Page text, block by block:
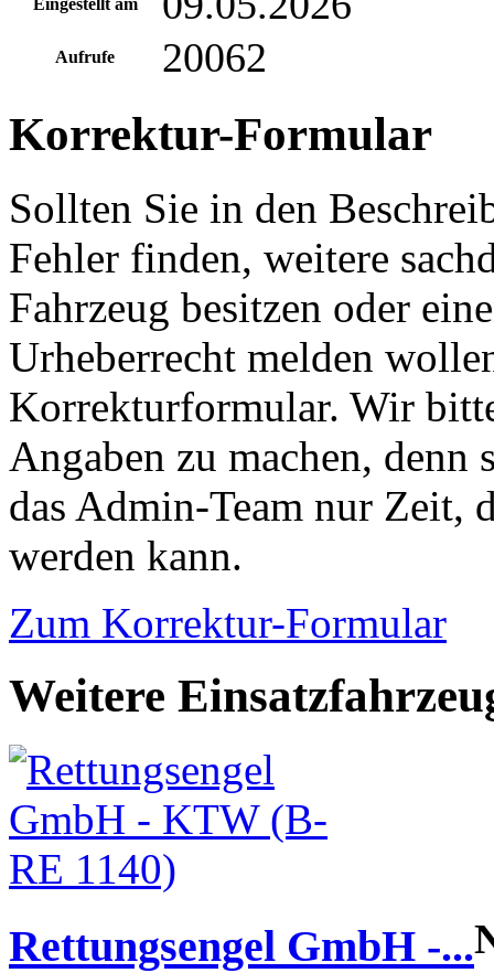
Aufrufe 20062
Korrektur-Formular
Sollten Sie in den
Fehler finden, weitere
Fahrzeug besitzen oder
Urheberrecht melden
Korrekturformular. Wir
Angaben zu machen,
das Admin-Team nur Zeit,
werden kann.
Zum Korrektur-Formular
Weitere
Rettungsengel GmbH -...